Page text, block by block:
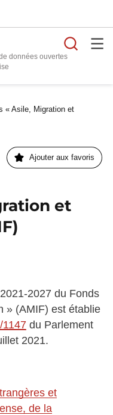
données ouvertes
« Asile, Migration et
Ajouter aux favoris
et
2027 du Fonds
» (AMIF) est établie
1147du Parlement
2021.
et
de la